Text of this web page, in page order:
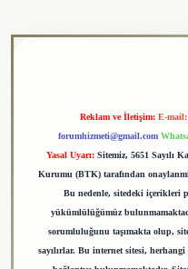
Reklam ve İletişim: E-mail:
forumhizmeti@gmail.com
Yasal Uyarı: Sitemiz, 5651 Sayılı
Kurumu (BTK) tarafından
Bu nedenle, sitedeki içerikleri
yükümlülüğümüz
sorumluluğunu taşımakta olup,
sayılırlar. Bu internet sitesi,